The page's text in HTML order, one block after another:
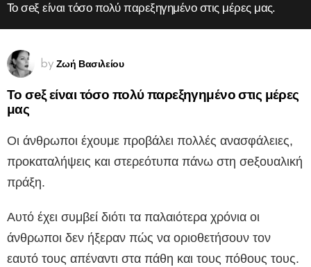
Το σeξ είναι τόσο πολύ παρεξηγημένο στις μέρες μας.
by Ζωή Βασιλείου
Το σeξ είναι τόσο πολύ παρεξηγημένο στις μέρες
μας
Οι άνθρωποι έχουμε προβάλει πολλές ανασφάλειες,
προκαταλήψεις και στερεότυπα πάνω στη σeξουαλική
πράξη.
Αυτό έχει συμβεί διότι τα παλαιότερα χρόνια οι
άνθρωποι δεν ήξεραν πώς να οριοθετήσουν τον
εαυτό τους απέναντι στα πάθη και τους πόθους τους.